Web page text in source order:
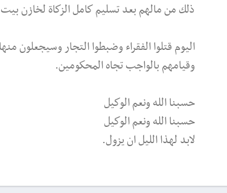
ذلك من مالهم بعد تسليم كامل الزكاة لخازن
اليوم قتلوا الفقراء وضبطوا التجار وسيجعلون
وقيامهم بالواجب تجاه المحكومين.
حسبنا الله ونعم الوكيل
حسبنا الله ونعم الوكيل
لابد لهذا الليل ان يزول.